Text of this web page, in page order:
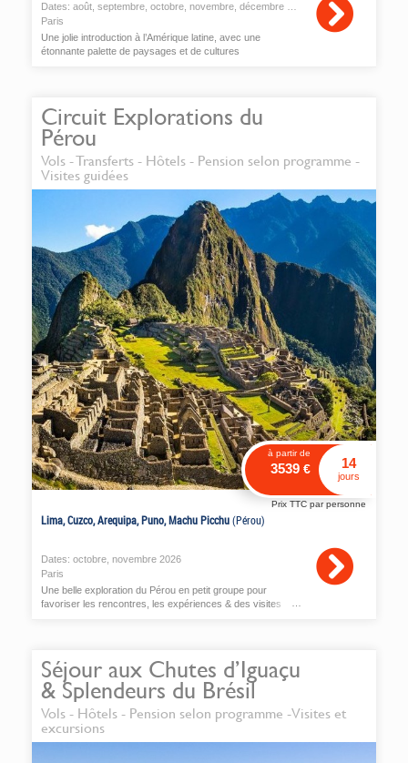
Dates: août septembre octobre novembre décembre
Paris
Une jolie introduction à l’Amérique latine, avec une
étonnante palette de paysages et de cultures
Circuit Explorations du
Pérou
Vols - Transferts - Hôtels - Pension selon programme -
Visites guidées
à partir de
3539€ 14
jours
Prix TTC par personne
Lima, Cuzco, Arequipa, Puno, Machu Picchu(Pérou)
Dates: octobre novembre 2026
Paris
Une belle exploration du Pérou en petit groupe pour
favoriser les rencontres, les expériences & des visites
Séjour aux Chutes d’Iguaçu
& Splendeurs du Brésil
Vols - Hôtels - Pension selon programme -Visites et
excursions